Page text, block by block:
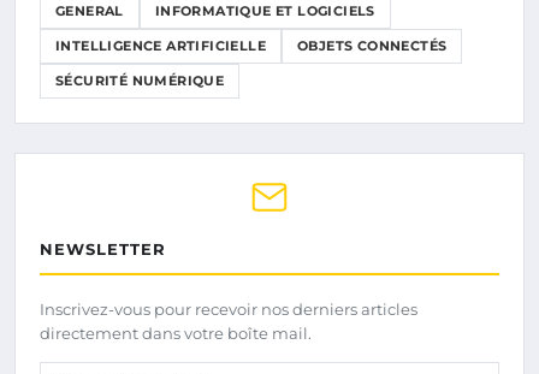
GENERAL INFORMATIQUE ET LOGICIELS
INTELLIGENCE ARTIFICIELLE OBJETS CONNECTÉS
SÉCURITÉ NUMÉRIQUE
NEWSLETTER
Inscrivez-vous pour recevoir nos derniers articles
directement dans votre boîte mail.